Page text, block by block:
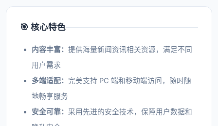
🎯 核心特色
内容丰富： 提供海量新闻资讯相关资源，满足不同
用户需求
多端适配： 完美支持 PC 端和移动端访问，随时随
地畅享服务
安全可靠： 采用先进的安全技术，保障用户数据和